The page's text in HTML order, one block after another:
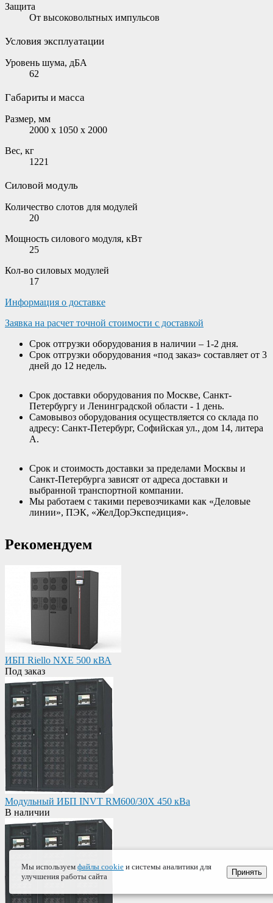
Защита
От высоковольтных импульсов
Условия эксплуатации
Уровень шума, дБА
62
Габариты и масса
Размер, мм
2000 x 1050 x 2000
Вес, кг
1221
Силовой модуль
Количество слотов для модулей
20
Мощность силового модуля, кВт
25
Кол-во силовых модулей
17
Информация о доставке
Заявка на расчет точной стоимости с доставкой
Срок отгрузки оборудования в наличии – 1-2 дня.
Срок отгрузки оборудования «под заказ» составляет от 3
дней до 12 недель.
Срок доставки оборудования по Москве, Санкт-
Петербургу и Ленинградской области - 1 день.
Самовывоз оборудования осуществляется со склада по
адресу: Санкт-Петербург, Софийская ул., дом 14, литера
А.
Срок и стоимость доставки за пределами Москвы и
Санкт-Петербурга зависят от адреса доставки и
выбранной транспортной компании.
Мы работаем с такими перевозчиками как «Деловые
линии», ПЭК, «ЖелДорЭкспедиция».
Рекомендуем
ИБП Riello NXE 500 кВА
Под заказ
Модульный ИБП INVT RM600/30X 450 кВа
В наличии
Мы используем файлы cookie и системы аналитики для
улучшения работы сайта
Принять